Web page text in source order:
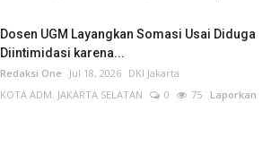
Dosen UGM Layangkan Somasi Usai Diduga
Diintimidasi karena...
Redaksi One Jul 18, 2026 DKI Jakarta
KOTA ADM. JAKARTA SELATAN
0 75 Laporkan